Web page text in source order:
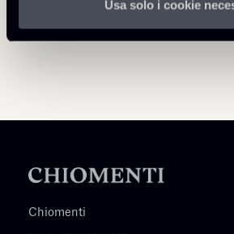
Usa solo i cookie
Chiomenti